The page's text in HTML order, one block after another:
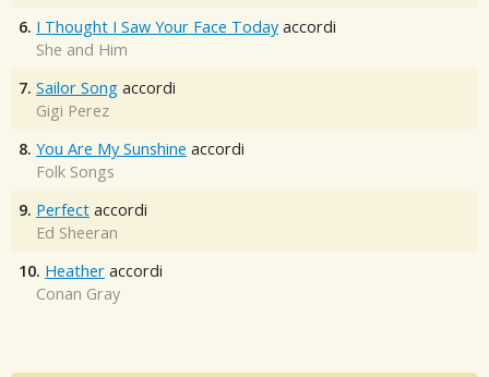
6. I Thought I Saw Your Face Today accordi
She and Him
7. Sailor Song accordi
Gigi Perez
8. You Are My Sunshine accordi
Folk Songs
9. Perfect accordi
Ed Sheeran
10. Heather accordi
Conan Gray